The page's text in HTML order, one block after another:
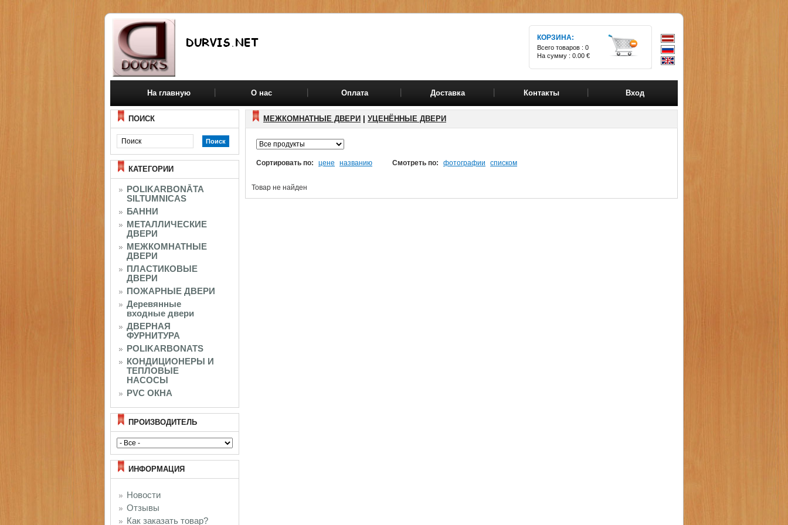
КОРЗИНА:
Всего товаров : 0
На сумму : 0.00 €
На главную О нас Оплата Доставка Контакты Вход
ПОИСК
КАТЕГОРИИ
POLIKARBONĀTA
SILTUMNICAS
БАННИ
МЕТАЛЛИЧЕСКИЕ
ДВЕРИ
МЕЖКОМНАТНЫЕ
ДВЕРИ
ПЛАСТИКОВЫЕ
ДВЕРИ
ПОЖАРНЫЕ ДВЕРИ
Деревянные
входные двери
ДВЕРНАЯ
ФУРНИТУРА
POLIKARBONATS
КОНДИЦИОНЕРЫ И
ТЕПЛОВЫЕ
НАСОСЫ
PVC ОКНА
ПРОИЗВОДИТЕЛЬ
ИНФОРМАЦИЯ
Новости
Отзывы
Как заказать товар?
МЕЖКОМНАТНЫЕ ДВЕРИ УЦЕНЁННЫЕ ДВЕРИ
Сортировать по: цене названию Смотреть по: фотографии списком
Товар не найден